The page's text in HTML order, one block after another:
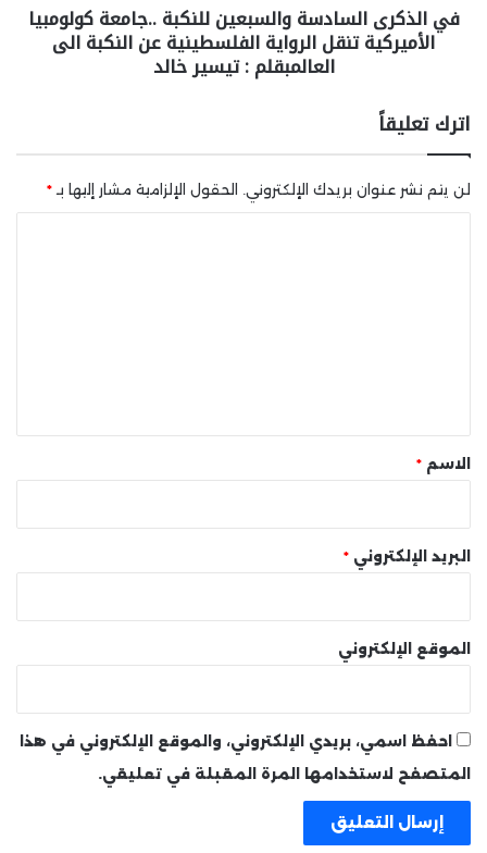
في الذكرى السادسة والسبعين للنكبة ..جامعة كولومبيا
الأميركية تنقل الرواية الفلسطينية عن النكبة الى
العالمبقلم : تيسير خالد
اترك تعليقاً
لن يتم نشر عنوان بريدك الإلكتروني. الحقول الإلزامية مشار إليها بـ *
* الاسم *
البريد الإلكتروني *
الموقع الإلكتروني
احفظ اسمي، بريدي الإلكتروني، والموقع الإلكتروني في هذا
المتصفح لاستخدامها المرة المقبلة في تعليقي.